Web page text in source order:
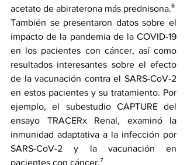
acetato de abiraterona más prednisona.⁶
También se presentaron datos sobre el
impacto de la pandemia de la COVID-19
en los pacientes con cáncer, así como
resultados interesantes sobre el efecto
de la vacunación contra el SARS-CoV-2
en estos pacientes y su tratamiento. Por
ejemplo, el subestudio CAPTURE del
ensayo TRACERx Renal, examinó la
inmunidad adaptativa a la infección por
SARS-CoV-2 y la vacunación en
pacientes con cáncer.⁷